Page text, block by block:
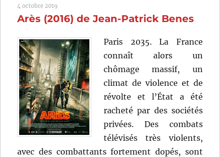
de
Assayas
4 octobre 2019
Arès (2016) de Jean-Patrick Benes
Paris 2035. La France
connaît alors un
chômage massif, un
climat de violence et de
révolte et l’État a été
racheté par des sociétés
privées. Des combats
télévisés très violents,
avec des combattants fortement dopés, sont